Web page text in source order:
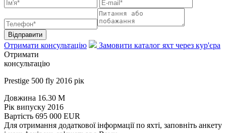
Відправити
Отримати консультацію
Замовити каталог яхт через кур'єра
Отримати
консультацію
Prestige 500 fly 2016 рік
Довжина 16.30 M
Рік випуску 2016
Вартість 695 000 EUR
Для отримання додаткової інформації по яхті, заповніть анкету